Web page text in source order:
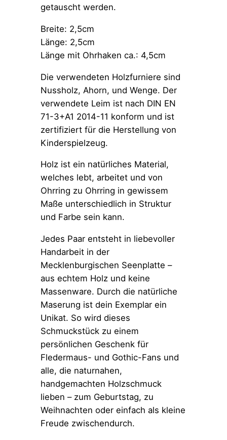
getauscht werden.
Breite: 2,5cm
Länge: 2,5cm
Länge mit Ohrhaken ca.: 4,5cm
Die verwendeten Holzfurniere sind
Nussholz, Ahorn, und Wenge. Der
verwendete Leim ist nach DIN EN
71-3+A1 2014-11 konform und ist
zertifiziert für die Herstellung von
Kinderspielzeug.
Holz ist ein natürliches Material,
welches lebt, arbeitet und von
Ohrring zu Ohrring in gewissem
Maße unterschiedlich in Struktur
und Farbe sein kann.
Jedes Paar entsteht in liebevoller
Handarbeit in der
Mecklenburgischen Seenplatte –
aus echtem Holz und keine
Massenware. Durch die natürliche
Maserung ist dein Exemplar ein
Unikat. So wird dieses
Schmuckstück zu einem
persönlichen Geschenk für
Fledermaus- und Gothic-Fans und
alle, die naturnahen,
handgemachten Holzschmuck
lieben – zum Geburtstag, zu
Weihnachten oder einfach als kleine
Freude zwischendurch.